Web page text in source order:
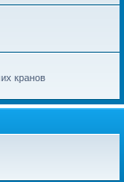
кранов